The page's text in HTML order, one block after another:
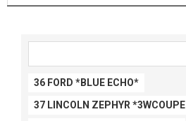
36 FORD *BLUE ECHO*
37 LINCOLN ZEPHYR *3WCOUPE